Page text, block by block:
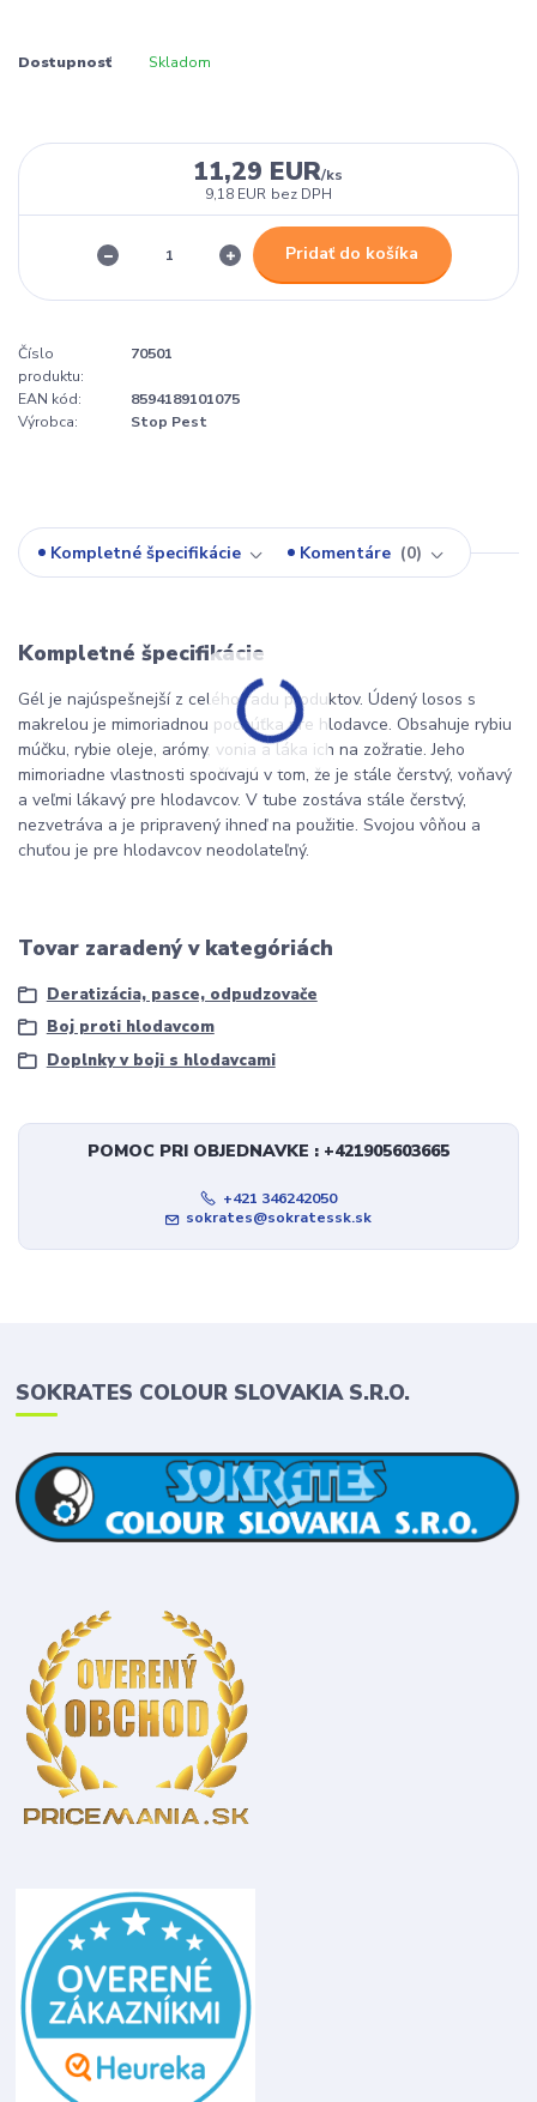
Dostupnosť Skladom
11,29 EUR/ks
9,18 EUR bez DPH
Pridať do košíka
Číslo
produktu:
70501
EAN kód:
8594189101075
Výrobca:
Stop Pest
Kompletné špecifikácie Komentáre 0
Kompletné špecifikácie
Gél je najúspešnejší z celého radu produktov. Údený losos s
makrelou je mimoriadnou pochúťka pre hlodavce. Obsahuje rybiu
múčku, rybie oleje, arómy, vonia a láka ich na zožratie. Jeho
mimoriadne vlastnosti spočívajú v tom, že je stále čerstvý, voňavý
a veľmi lákavý pre hlodavcov. V tube zostáva stále čerstvý,
nezvetráva a je pripravený ihneď na použitie. Svojou vôňou a
chuťou je pre hlodavcov neodolateľný.
Tovar zaradený v kategóriách
Deratizácia, pasce, odpudzovače
Boj proti hlodavcom
Doplnky v boji s hlodavcami
POMOC PRI OBJEDNAVKE : +421905603665
+421 346242050
sokrates@sokratessk.sk
SOKRATES COLOUR SLOVAKIA S.R.O.